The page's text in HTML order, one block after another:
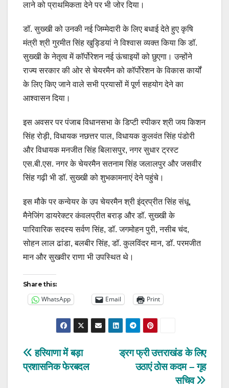
लाने को प्राथमिकता देने पर भी जोर दिया।
डॉ. सुख्खी को उनकी नई जिम्मेदारी के लिए बधाई देते हुए कृषि
मंत्री श्री गुरमीत सिंह खुड्डियां ने विश्वास व्यक्त किया कि डॉ.
सुख्खी के नेतृत्व में कॉर्पोरेशन नई ऊंचाइयों को छुएगा। उन्होंने
राज्य सरकार की ओर से चेयरमैन को कॉर्पोरेशन के विकास कार्यों
के लिए किए जाने वाले सभी प्रयासों में पूर्ण सहयोग देने का
आश्वासन दिया।
इस अवसर पर पंजाब विधानसभा के डिप्टी स्पीकर श्री जय किशन
सिंह रोड़ी, विधायक नछत्तर पाल, विधायक कुलवंत सिंह पंडोरी
और विधायक मनजीत सिंह बिलासपुर, नगर सुधार ट्रस्ट
एस.बी.एस. नगर के चेयरमैन सतनाम सिंह जलालपुर और जसवीर
सिंह गढ़ी भी डॉ. सुख्खी को शुभकामनाएं देने पहुंचे।
इस मौके पर कन्वेयर के उप चेयरमैन श्री इंद्रप्रीत सिंह संधू,
मैनेजिंग डायरेक्टर कंवलप्रीत बराड़ और डॉ. सुख्खी के
पारिवारिक सदस्य सर्वण सिंह, डॉ. जगमोहन पुरी, नसीब चंद,
सोहन लाल ढांडा, बलबीर सिंह, डॉ. कुलविंदर मान, डॉ. परमजीत
मान और सुखवीर राणा भी उपस्थित थे।
Share this:
WhatsApp Email Print
Post
navigation
ड्रग फ्री उत्तराखंड के लिए
उठाएं ठोस कदम – गृह
सचिव
हरियाणा में बड़ा
प्रशासनिक फेरबदल